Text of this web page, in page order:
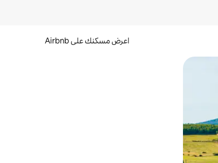
اعرض مسكنك على Airbnb